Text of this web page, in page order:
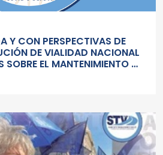
Y CON PERSPECTIVAS DE
DE VIALIDAD NACIONAL
EL MANTENIMIENTO DE